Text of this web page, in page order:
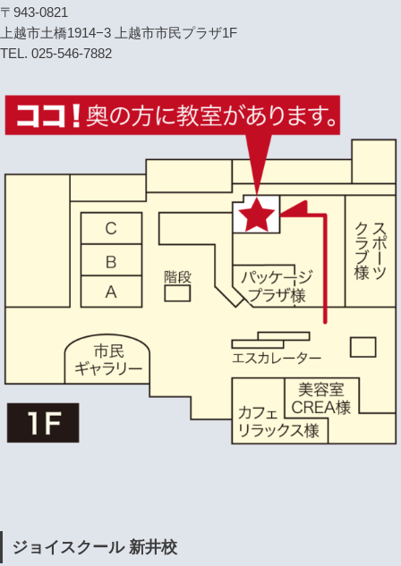
〒943-0821
上越市土橋1914−3 上越市市民プラザ1F
TEL. 025-546-7882
ジョイスクール 新井校